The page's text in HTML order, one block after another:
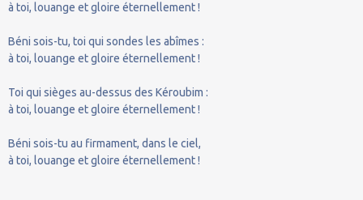
à toi, louange et gloire éternellement !
Béni sois-tu, toi qui sondes les abîmes :
à toi, louange et gloire éternellement !
Toi qui sièges au-dessus des Kéroubim :
à toi, louange et gloire éternellement !
Béni sois-tu au firmament, dans le ciel,
à toi, louange et gloire éternellement !